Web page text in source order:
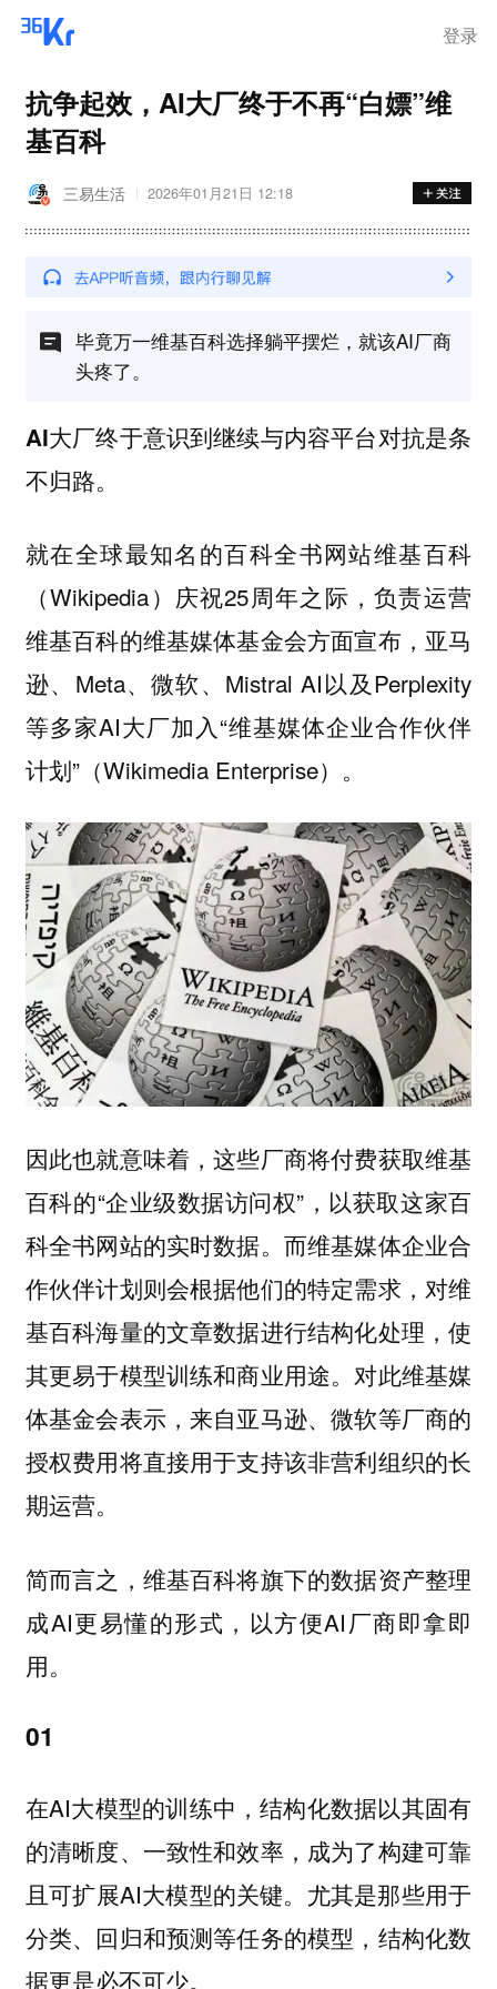
登录
抗争起效，AI大厂终于不再“白嫖”维
基百科
三易生活 2026年01月21日 12:18
毕竟万一维基百科选择躺平摆烂，就该AI厂商
头疼了。
AI大厂终于意识到继续与内容平台对抗是条
不归路。
就在全球最知名的百科全书网站维基百科
（Wikipedia）庆祝25周年之际，负责运营
维基百科的维基媒体基金会方面宣布，亚马
逊、Meta、微软、Mistral AI以及Perplexity
等多家AI大厂加入“维基媒体企业合作伙伴
计划”（Wikimedia Enterprise）。
因此也就意味着，这些厂商将付费获取维基
百科的“企业级数据访问权”，以获取这家百
科全书网站的实时数据。而维基媒体企业合
作伙伴计划则会根据他们的特定需求，对维
基百科海量的文章数据进行结构化处理，使
其更易于模型训练和商业用途。对此维基媒
体基金会表示，来自亚马逊、微软等厂商的
授权费用将直接用于支持该非营利组织的长
期运营。
简而言之，维基百科将旗下的数据资产整理
成AI更易懂的形式，以方便AI厂商即拿即
用。
01
在AI大模型的训练中，结构化数据以其固有
的清晰度、一致性和效率，成为了构建可靠
且可扩展AI大模型的关键。尤其是那些用于
分类、回归和预测等任务的模型，结构化数
据更是必不可少。